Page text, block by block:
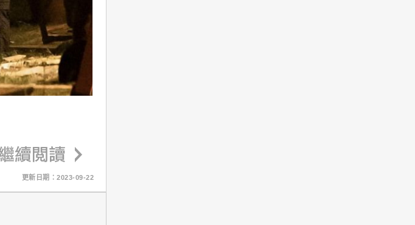
更新日期：2023-09-22